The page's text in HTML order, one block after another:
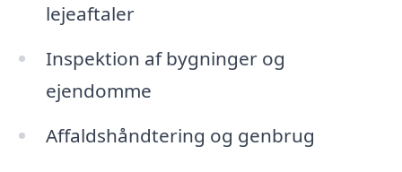
lejeaftaler
Inspektion af bygninger og
ejendomme
Affaldshåndtering og genbrug